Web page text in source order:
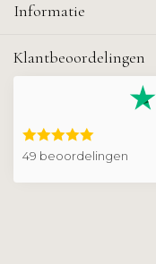
Informatie
Klantbeoordelingen
49 beoordelingen